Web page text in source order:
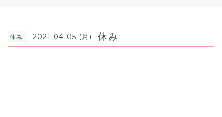
休み 2021-04-05 (月) 休み